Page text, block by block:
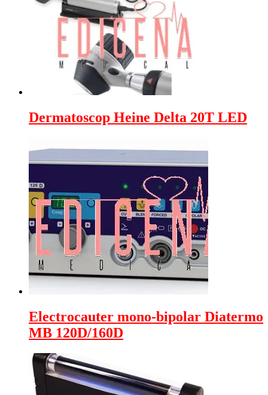
Dermatoscop Heine Delta 20T LED
Electrocauter mono-bipolar Diatermo
MB 120D/160D